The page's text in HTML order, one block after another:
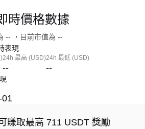
時價格數據
-- ，目前市值為 --
表現
24h 最高 (USD)
--
24h 最低 (USD)
--
01
賺取最高 711 USDT 獎勵